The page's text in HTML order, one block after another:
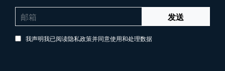
发送
我声明我已阅读隐私政策并同意使用和处理数据